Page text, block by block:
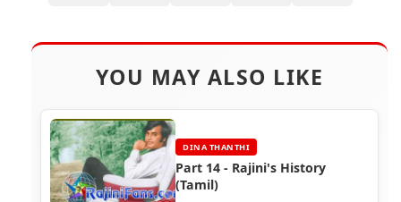
YOU MAY ALSO LIKE
DINA THANTHI
Part 14 - Rajini's History
(Tamil)